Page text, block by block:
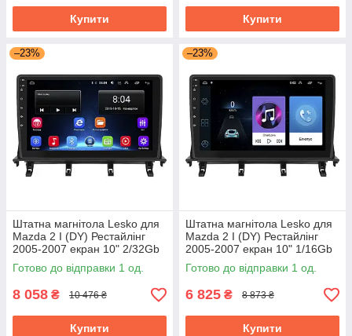
Купити Купити
–23%
Штатна магнітола Lesko для
Mazda 2 I (DY) Рестайлінг
2005-2007 екран 10" 2/32Gb
Wi-Fi GPS Base Мазда
Готово до відправки 1 од.
8 058 ₴ 10 476 ₴
Купити
–23%
Штатна магнітола Lesko для
Mazda 2 I (DY) Рестайлінг
2005-2007 екран 10" 1/16Gb
Wi-Fi GPS Base Мазда
Готово до відправки 1 од.
6 825 ₴ 8 873 ₴
Купити